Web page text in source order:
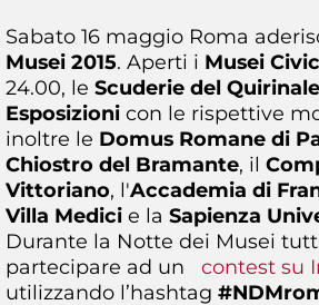
Sabato 16 maggio Roma
Musei 2015. Aperti i Musei
24.00, le Scuderie del Quirinale
Esposizioni con le rispettive
inoltre le Domus Romane di
Chiostro del Bramante, il
Vittoriano, l'Accademia di
Villa Medici e la Sapienza
Durante la Notte dei Musei
partecipare ad un contest su
utilizzando l’hashtag